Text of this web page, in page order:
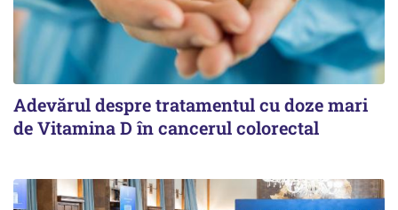
Adevărul despre tratamentul cu doze mari
de Vitamina D în cancerul colorectal